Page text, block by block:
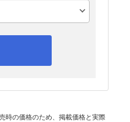
時の価格のため、掲載価格と実際